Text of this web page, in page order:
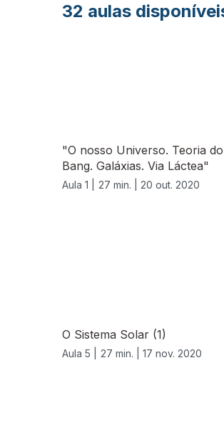
32 aulas
"O nosso Universo. Teoria
Bang. Galáxias. Via Láctea"
Aula 1 | 27 min. | 20 out. 2020
O Sistema Solar (1)
Aula 5 | 27 min. | 17 nov. 2020